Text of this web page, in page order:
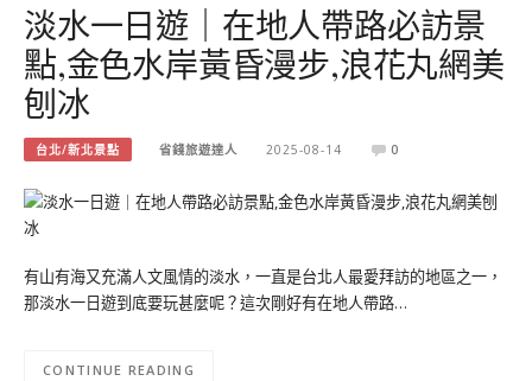
淡水一日遊｜在地人帶路必訪景
點,金色水岸黃昏漫步,浪花丸網美
刨冰
台北/新北景點 省錢旅遊達人 2025-08-14 0
有山有海又充滿人文風情的淡水，一直是台北人最愛拜訪的地區之一，
那淡水一日遊到底要玩甚麼呢？這次剛好有在地人帶路…
CONTINUE READING